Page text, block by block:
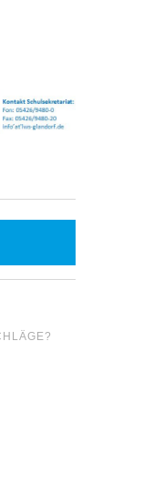
9480-20